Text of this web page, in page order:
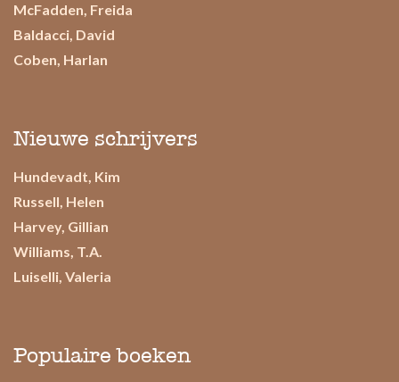
McFadden, Freida
Baldacci, David
Coben, Harlan
Nieuwe schrijvers
Hundevadt, Kim
Russell, Helen
Harvey, Gillian
Williams, T.A.
Luiselli, Valeria
Populaire boeken